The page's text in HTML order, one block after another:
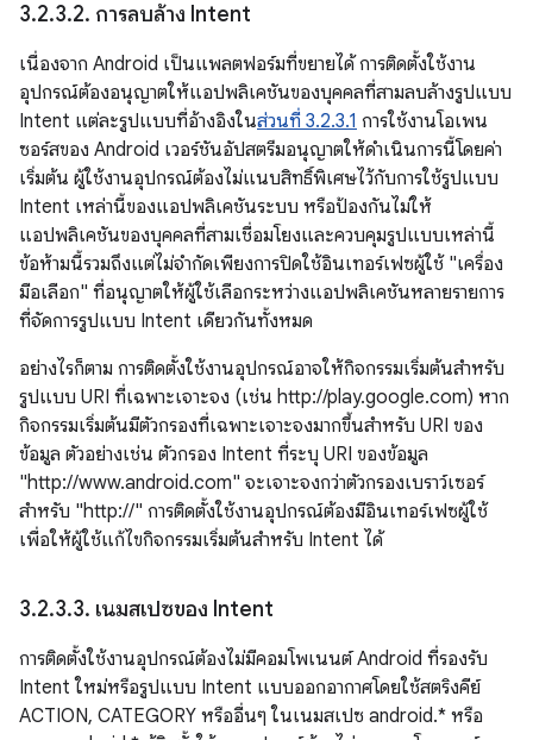
3.2.3.2. การลบล้าง Intent
เนื่องจาก Android เป็นแพลตฟอร์มที่ขยายได้ การติดตั้งใช้งาน
อุปกรณ์ต้องอนุญาตให้แอปพลิเคชันของบุคคลที่สามลบล้างรูปแบบ
Intent แต่ละรูปแบบที่อ้างอิงในส่วนที่ 3.2.3.1 การใช้งานโอเพน
ซอร์สของ Android เวอร์ชันอัปสตรีมอนุญาตให้ดำเนินการนี้โดยค่า
เริ่มต้น ผู้ใช้งานอุปกรณ์ต้องไม่แนบสิทธิ์พิเศษไว้กับการใช้รูปแบบ
Intent เหล่านี้ของแอปพลิเคชันระบบ หรือป้องกันไม่ให้
แอปพลิเคชันของบุคคลที่สามเชื่อมโยงและควบคุมรูปแบบเหล่านี้
ข้อห้ามนี้รวมถึงแต่ไม่จำกัดเพียงการปิดใช้อินเทอร์เฟซผู้ใช้ "เครื่อง
มือเลือก" ที่อนุญาตให้ผู้ใช้เลือกระหว่างแอปพลิเคชันหลายรายการ
ที่จัดการรูปแบบ Intent เดียวกันทั้งหมด
อย่างไรก็ตาม การติดตั้งใช้งานอุปกรณ์อาจให้กิจกรรมเริ่มต้นสำหรับ
รูปแบบ URI ที่เฉพาะเจาะจง (เช่น http://play.google.com) หาก
กิจกรรมเริ่มต้นมีตัวกรองที่เฉพาะเจาะจงมากขึ้นสำหรับ URI ของ
ข้อมูล ตัวอย่างเช่น ตัวกรอง Intent ที่ระบุ URI ของข้อมูล
"http://www.android.com" จะเจาะจงกว่าตัวกรองเบราว์เซอร์
สําหรับ "http://" การติดตั้งใช้งานอุปกรณ์ต้องมีอินเทอร์เฟซผู้ใช้
เพื่อให้ผู้ใช้แก้ไขกิจกรรมเริ่มต้นสำหรับ Intent ได้
3.2.3.3. เนมสเปซของ Intent
การติดตั้งใช้งานอุปกรณ์ต้องไม่มีคอมโพเนนต์ Android ที่รองรับ
Intent ใหม่หรือรูปแบบ Intent แบบออกอากาศโดยใช้สตริงคีย์
ACTION, CATEGORY หรืออื่นๆ ในเนมสเปซ android.* หรือ